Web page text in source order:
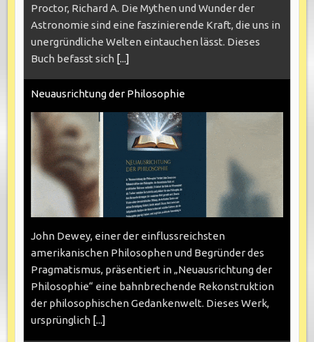
Proctor, Richard A. Die Mythen und Wunder der
Astronomie sind eine faszinierende Kraft, die uns in
unergründliche Welten eintauchen lässt. Dieses
Buch befasst sich [...]
Neuausrichtung der Philosophie
John Dewey, einer der einflussreichsten
amerikanischen Philosophen und Begründer des
Pragmatismus, präsentiert in „Neuausrichtung der
Philosophie“ eine bahnbrechende Rekonstruktion
der philosophischen Gedankenwelt. Dieses Werk,
ursprünglich [...]